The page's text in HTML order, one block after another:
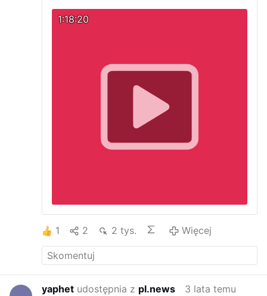
1:18:20
1 2 2 tys. Więcej
yaphet udostępnia z pl.news 3 lata temu